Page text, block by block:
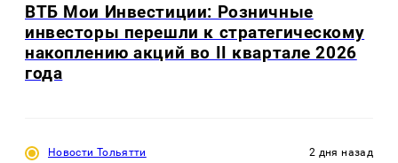
ВТБ Мои Инвестиции: Розничные
инвесторы перешли к стратегическому
накоплению акций во II квартале 2026
года
Новости Тольятти 2 дня назад